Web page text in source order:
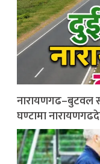
नारायणगढ–बुटवल
घण्टामा